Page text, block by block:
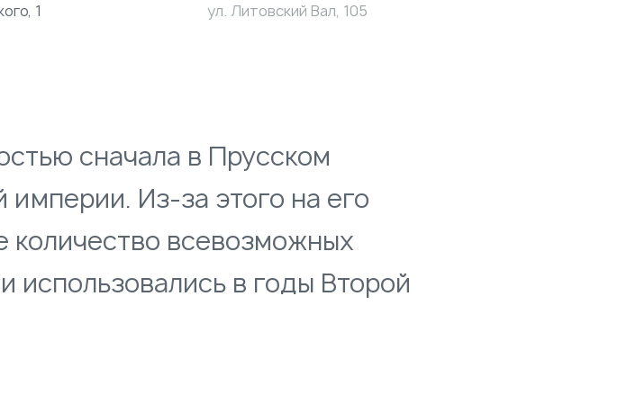
1 ул. Литовский Вал, 105
сначала в Прусском
Из-за этого на его
количество всевозможных
использовались в годы Второй